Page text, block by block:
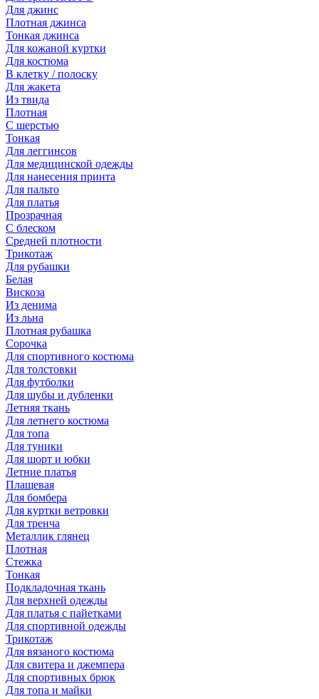
Для джинс
Плотная джинса
Тонкая джинса
Для кожаной куртки
Для костюма
В клетку / полоску
Для жакета
Из твида
Плотная
С шерстью
Тонкая
Для леггинсов
Для медицинской одежды
Для нанесения принта
Для пальто
Для платья
Прозрачная
С блеском
Средней плотности
Трикотаж
Для рубашки
Белая
Вискоза
Из денима
Из льна
Плотная рубашка
Сорочка
Для спортивного костюма
Для толстовки
Для футболки
Для шубы и дубленки
Летняя ткань
Для летнего костюма
Для топа
Для туники
Для шорт и юбки
Летние платья
Плащевая
Для бомбера
Для куртки ветровки
Для тренча
Металлик глянец
Плотная
Стежка
Тонкая
Подкладочная ткань
Для верхней одежды
Для платья с пайетками
Для спортивной одежды
Трикотаж
Для вязаного костюма
Для свитера и джемпера
Для спортивных брюк
Для топа и майки